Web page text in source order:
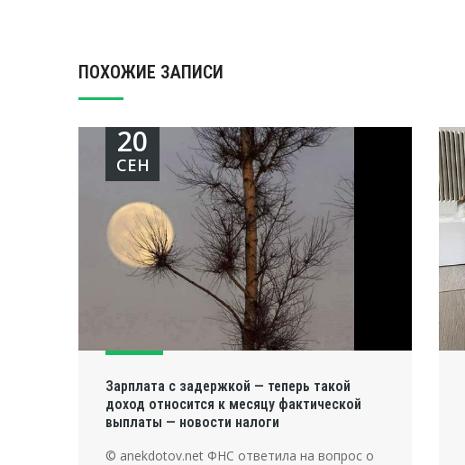
ПОХОЖИЕ ЗАПИСИ
Зарплата с задержкой — теперь такой
доход относится к месяцу фактической
выплаты — новости налоги
20
СЕН
© anekdotov.net ФНС ответила на вопрос о